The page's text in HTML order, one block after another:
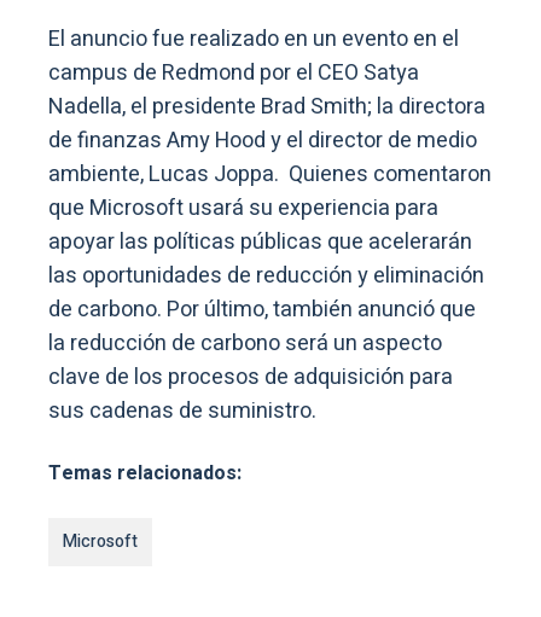
El anuncio fue realizado en un evento en el
campus de Redmond por el CEO Satya
Nadella, el presidente Brad Smith; la directora
de finanzas Amy Hood y el director de medio
ambiente, Lucas Joppa. Quienes comentaron
que Microsoft usará su experiencia para
apoyar las políticas públicas que acelerarán
las oportunidades de reducción y eliminación
de carbono. Por último, también anunció que
la reducción de carbono será un aspecto
clave de los procesos de adquisición para
sus cadenas de suministro.
Temas relacionados:
Microsoft